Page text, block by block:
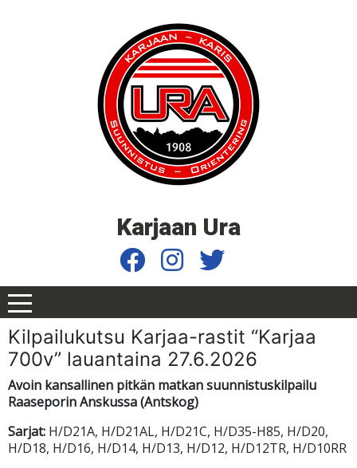
Karjaan Ura
Kilpailukutsu Karjaa-rastit “Karjaa
700v” lauantaina 27.6.2026
Avoin kansallinen pitkän matkan suunnistuskilpailu
Raaseporin Anskussa (Antskog)
Sarjat: H/D21A, H/D21AL, H/D21C, H/D35-H85, H/D20,
H/D18, H/D16, H/D14, H/D13, H/D12, H/D12TR, H/D10RR